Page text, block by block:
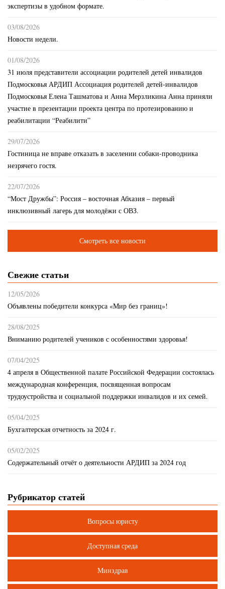
экспертизы в удобном формате.
03/08/2026
Новости недели.
01/08/2026
31 июля представители ассоциации родителей детей инвалидов
Подмосковья АРДИП Ассоциация родителей детей-инвалидов
Подмосковья Елена Ташматова и Анна Мерзликина Анна приняли
участие в презентации проекта центра по протезированию и
реабилитации “Реабилити”
29/07/2026
Гостиница не вправе отказать в заселении собаки-проводника
незрячего гостя.
22/07/2026
“Мост Дружбы”: Россия – восточная Абхазия – первый
инклюзивный лагерь для молодёжи с ОВЗ.
Смотреть все новости
Свежие статьи
12/05/2026
Объявлены победители конкурса «Мир без границ»!
28/08/2025
Вниманию родителей учеников с особенностями здоровья!
07/04/2025
4 апреля в Общественной палате Российской Федерации состоялась
международная конференция, посвященная вопросам
трудоустройства и социальной поддержки инвалидов и их семей.
05/04/2025
Бухгалтерская отчетность за 2024 г.
05/02/2025
Содержательный отчёт о деятельности АРДИП за 2024 год
Рубрикатор статей
Вопросы юристу
Доступная среда
Минздрав